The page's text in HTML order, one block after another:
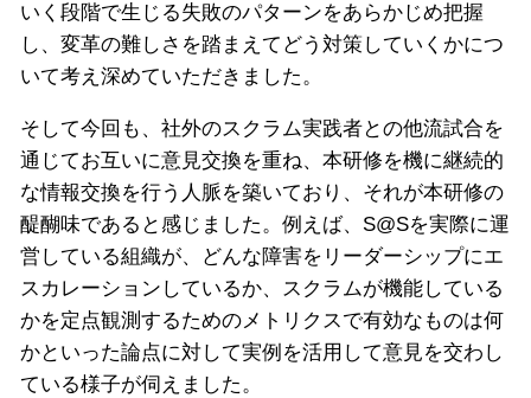
いく段階で生じる失敗のパターンをあらかじめ把握
し、変革の難しさを踏まえてどう対策していくかにつ
いて考え深めていただきました。
そして今回も、社外のスクラム実践者との他流試合を
通じてお互いに意見交換を重ね、本研修を機に継続的
な情報交換を行う人脈を築いており、それが本研修の
醍醐味であると感じました。例えば、S@Sを実際に運
営している組織が、どんな障害をリーダーシップにエ
スカレーションしているか、スクラムが機能している
かを定点観測するためのメトリクスで有効なものは何
かといった論点に対して実例を活用して意見を交わし
ている様子が伺えました。